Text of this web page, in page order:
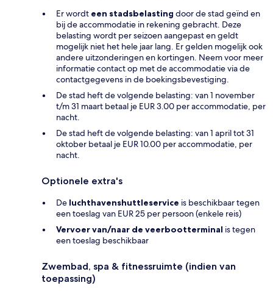
Er wordt een stadsbelasting door de stad geïnd en
bij de accommodatie in rekening gebracht. Deze
belasting wordt per seizoen aangepast en geldt
mogelijk niet het hele jaar lang. Er gelden mogelijk ook
andere uitzonderingen en kortingen. Neem voor meer
informatie contact op met de accommodatie via de
contactgegevens in de boekingsbevestiging.
De stad heft de volgende belasting: van 1 november
t/m 31 maart betaal je EUR 3.00 per accommodatie, per
nacht.
De stad heft de volgende belasting: van 1 april tot 31
oktober betaal je EUR 10.00 per accommodatie, per
nacht.
Optionele extra's
De luchthavenshuttleservice is beschikbaar tegen
een toeslag van EUR 25 per persoon (enkele reis)
Vervoer van/naar de veerbootterminal is tegen
een toeslag beschikbaar
Zwembad, spa & fitnessruimte (indien van
toepassing)